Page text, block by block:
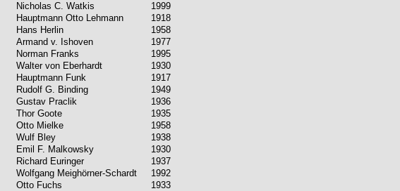
Nicholas C. Watkis
1999
Hauptmann Otto Lehmann
1918
Hans Herlin
1958
Armand v. Ishoven
1977
Norman Franks
1995
Walter von Eberhardt
1930
Hauptmann Funk
1917
Rudolf G. Binding
1949
Gustav Praclik
1936
Thor Goote
1935
Otto Mielke
1958
Wulf Bley
1938
Emil F. Malkowsky
1930
Richard Euringer
1937
Wolfgang Meighörner-Schardt
1992
Otto Fuchs 1933